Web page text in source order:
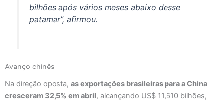
bilhões após vários meses abaixo desse
patamar”, afirmou.
Avanço chinês
Na direção oposta, as exportações brasileiras para a China
cresceram 32,5% em abril, alcançando US$ 11,610 bilhões,